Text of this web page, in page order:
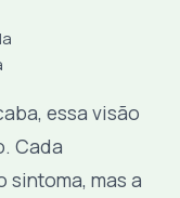
essa visão
Cada
sintoma, mas a